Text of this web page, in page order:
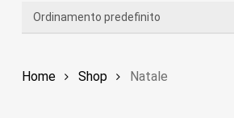
Home Shop Natale